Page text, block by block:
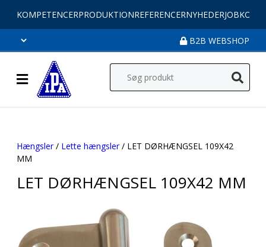
KOMPETENCERPRODUKTIONREFERENCERNYHEDERJOB
B2B WEBSHOP
Hængsler/ Lette hængsler/ LET DØRHÆNGSEL 109X42
MM
LET DØRHÆNGSEL 109X42 MM